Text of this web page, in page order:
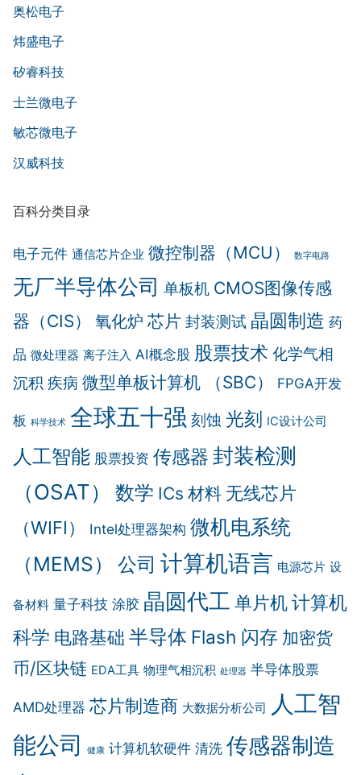
奥松电子
炜盛电子
矽睿科技
士兰微电子
敏芯微电子
汉威科技
百科分类目录
电子元件 通信芯片企业 微控制器（MCU） 数字电路
无厂半导体公司 单板机 CMOS图像传感
器（CIS）
氧化炉 芯片 封装测试 晶圆制造 药
品 微处理器 离子注入 AI概念股 股票技术 化学气相
沉积 疾病 微型单板计算机 （SBC） FPGA开发
板 科学技术 全球五十强 刻蚀 光刻 IC设计公司
人工智能 股票投资 传感器 封装检测
（OSAT）
数学 ICs 材料 无线芯片
（WIFI）
Intel处理器架构 微机电系统
（MEMS）
公司 计算机语言 电源芯片 设
备材料 量子科技 涂胶 晶圆代工 单片机计算机
科学 电路基础 半导体 Flash 闪存 加密货
币/区块链 EDA工具 物理气相沉积 处理器 半导体股票
AMD处理器 芯片制造商 大数据分析公司
人工智
能公司
健康 计算机软硬件 清洗 传感器制造